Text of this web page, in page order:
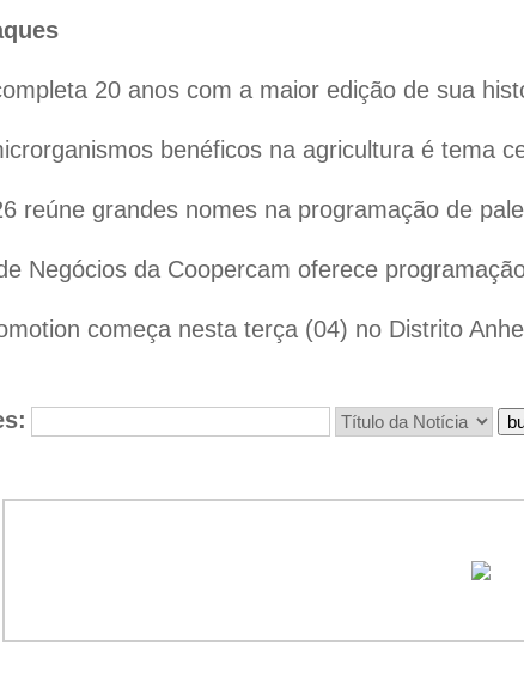
20 anos com a maior edição de sua
benéficos na agricultura é tema
reúne grandes nomes na programação de
Negócios da Coopercam oferece
começa nesta terça (04) no Distrito